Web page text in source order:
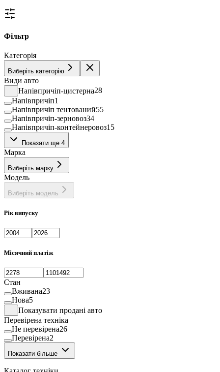
Фільтр
Категорія
Виберіть категорію
Види авто
Напівпричіп-цистерна28
Напівпричіп1
Напівпричіп тентований55
Напівпричіп-зерновоз34
Напівпричіп-контейнеровоз15
Напівпричіп-рефрижератор
Напівпричіп-самоскид
Напівпричіп-свиновіз
Показати ще 4
Марка
Виберіть марку
Модель
Виберіть модель
Рік випуску
Місячний платіж
Стан
Вживана23
Нова5
Показувати продані авто
Перевірена техніка
Не перевірена26
Перевірена2
Показати більше